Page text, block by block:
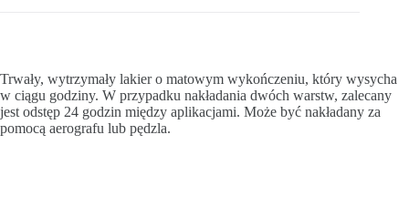
Trwały, wytrzymały lakier o matowym wykończeniu, który wysycha
w ciągu godziny. W przypadku nakładania dwóch warstw, zalecany
jest odstęp 24 godzin między aplikacjami. Może być nakładany za
pomocą aerografu lub pędzla.